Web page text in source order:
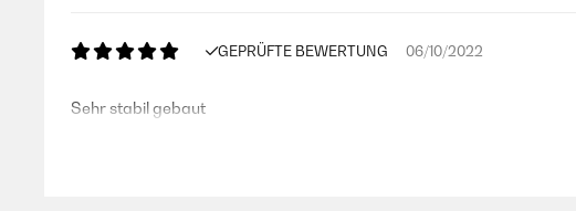
GEPRÜFTE BEWERTUNG 06/10/2022
Sehr stabil gebaut